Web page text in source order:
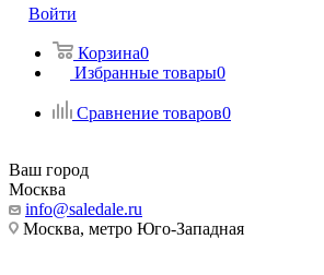
Войти
Корзина0
Избранные товары0
Сравнение товаров0
Ваш город
Москва
info@saledale.ru
Москва, метро Юго-Западная